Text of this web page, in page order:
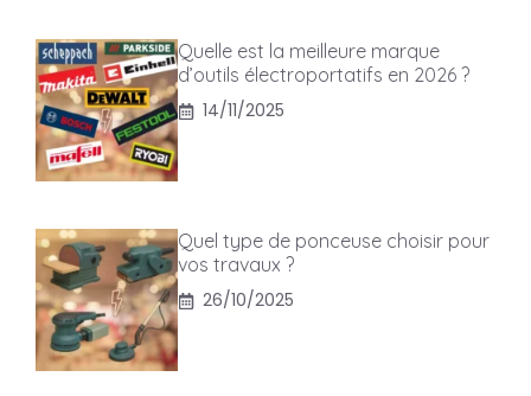
Quelle est la meilleure marque
d’outils électroportatifs en 2026 ?
14/11/2025
Quel type de ponceuse choisir pour
vos travaux ?
26/10/2025